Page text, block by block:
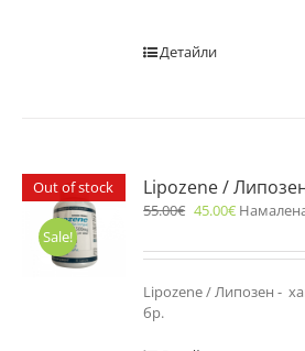
Детайли
Out of stock
Sale!
Lipozene /
55.00€ 45.00€
Lipozene / Липозен -
бр.